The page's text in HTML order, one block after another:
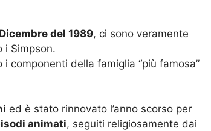
del 1989, ci sono veramente
i Simpson.
i componenti della famiglia “più famosa”
ed è stato rinnovato l’anno scorso per
animati, seguiti religiosamente dai